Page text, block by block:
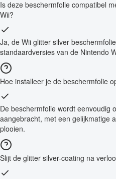
Is deze beschermfolie compatibel
Wii?
Ja, de Wii glitter silver
standaardversies van de Nintendo
Hoe installeer je de beschermfolie
De beschermfolie wordt eenvoudig
aangebracht, met een gelijkmatige
plooien.
Slijt de glitter silver-coating na